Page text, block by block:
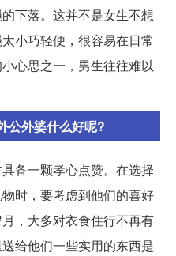
下落。这并不是女生不想
小巧轻便，很容易在日常
心思之一，男生往往难以
公外婆什么好呢?
备一颗孝心点赞。在选择
时，要考虑到他们的喜好
，大多对衣食住行不再有
给他们一些实用的东西是